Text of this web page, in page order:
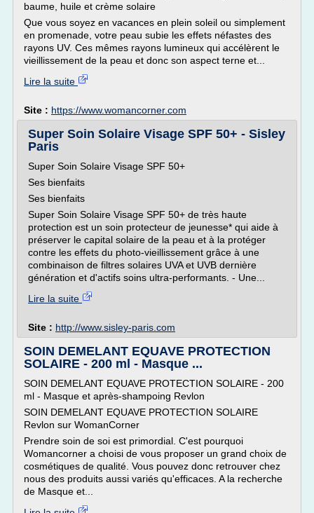
baume, huile et crème solaire
Que vous soyez en vacances en plein soleil ou simplement
en promenade, votre peau subie les effets néfastes des
rayons UV. Ces mêmes rayons lumineux qui accélèrent le
vieillissement de la peau et donc son aspect terne et...
Lire la suite
Site : https://www.womancorner.com
Super Soin Solaire Visage SPF 50+ - Sisley
Paris
Super Soin Solaire Visage SPF 50+
Ses bienfaits
Ses bienfaits
Super Soin Solaire Visage SPF 50+ de très haute
protection est un soin protecteur de jeunesse* qui aide à
préserver le capital solaire de la peau et à la protéger
contre les effets du photo-vieillissement grâce à une
combinaison de filtres solaires UVA et UVB dernière
génération et d'actifs soins ultra-performants. - Une...
Lire la suite
Site : http://www.sisley-paris.com
SOIN DEMELANT EQUAVE PROTECTION
SOLAIRE - 200 ml - Masque ...
SOIN DEMELANT EQUAVE PROTECTION SOLAIRE - 200
ml - Masque et après-shampoing Revlon
SOIN DEMELANT EQUAVE PROTECTION SOLAIRE
Revlon sur WomanCorner
Prendre soin de soi est primordial. C'est pourquoi
Womancorner a choisi de vous proposer un grand choix de
cosmétiques de qualité. Vous pouvez donc retrouver chez
nous des produits aussi variés qu'efficaces. A la recherche
de Masque et...